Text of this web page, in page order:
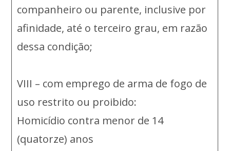
companheiro ou parente, inclusive por
afinidade, até o terceiro grau, em razão
dessa condição;
VIII – com emprego de arma de fogo de
uso restrito ou proibido:
Homicídio contra menor de 14
(quatorze) anos